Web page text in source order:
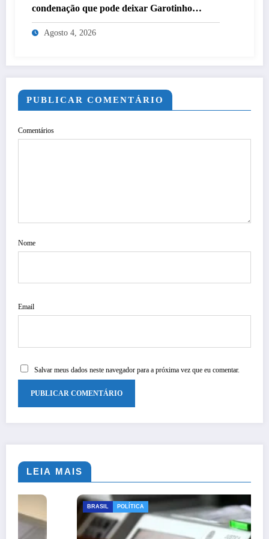
condenação que pode deixar Garotinho
inelegível agora é definitiva
Agosto 4, 2026
PUBLICAR COMENTÁRIO
Comentários
Nome
Email
Salvar meus dados neste navegador para a próxima vez que eu comentar.
LEIA MAIS
POLÍTICA